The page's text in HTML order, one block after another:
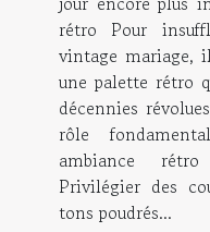
rétro Pour
vintage mariage,
une palette rétro
décennies
rôle
ambiance
Privilégier des
tons poudrés...